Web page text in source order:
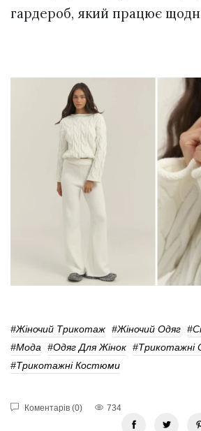
гардероб, який працює
#Жіночий Трикотаж #Жіночий Одяг
#мода #Одяг Для Жінок #Трикотажні
#Трикотажні Костюми
Коментарів (0) 734